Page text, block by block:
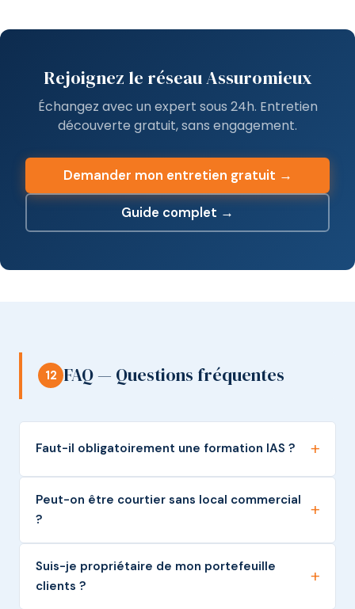
Rejoignez le réseau Assuromieux
Échangez avec un expert sous 24h. Entretien
découverte gratuit, sans engagement.
Demander mon entretien gratuit →
Guide complet →
12 FAQ — Questions fréquentes
Faut-il obligatoirement une formation IAS ?
Peut-on être courtier sans local commercial
?
Suis-je propriétaire de mon portefeuille
clients ?